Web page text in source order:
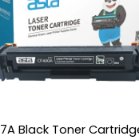
Black Toner